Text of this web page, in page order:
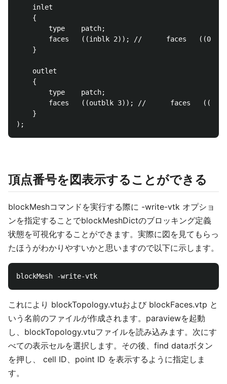
    inlet
    {
        type    patch;
faces   ((inblk 2)); //      faces   ((0 4
    }
    outlet
    {
        type    patch;
faces   ((outblk 3)); //      faces   ((7 3
    }
頂点番号を図表示することができる
blockMeshコマンドを実行する際に -write-vtk オプショ
ンを指定することでblockMeshDictのブロッキング定義
状態を可視化することができます。実際に図を見てもらっ
たほうがわかりやすいかと思いますので以下に示します。
これにより blockTopology.vtuおよび blockFaces.vtp と
いう名前のファイルが作成されます。paraviewを起動
し、blockTopology.vtuファイルを読み込みます。次にす
べての表示セルを選択します。その後、find dataボタン
を押し、 cell ID、point ID を表示するように指定しま
す。